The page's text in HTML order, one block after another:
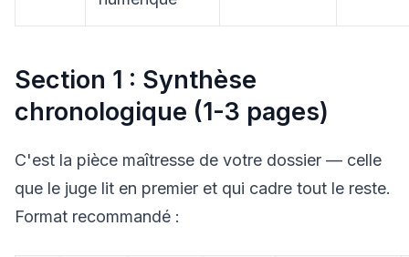
Section 1 : Synthèse
chronologique (1-3 pages)
C'est la pièce maîtresse de votre dossier — celle
que le juge lit en premier et qui cadre tout le reste.
Format recommandé :